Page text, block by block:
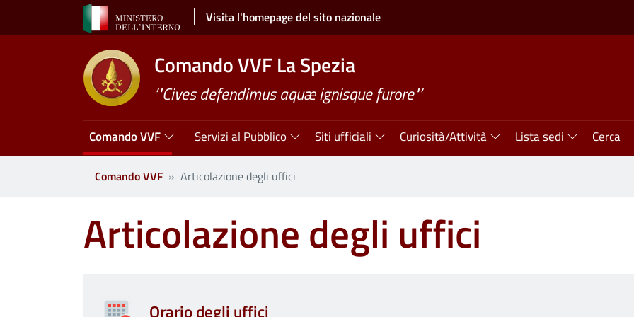
Salta al contenuto principale Visita l'homepage del sito nazionale
Comando VVF La Spezia
’"Cives defendimus aquæ ignisque furore"’
Navigazione principale
Comando VVF Servizi al Pubblico Siti ufficiali Curiosità/Attività Lista sedi Cerca
Comando VVF Articolazione degli uffici
Articolazione degli uffici
Orario degli uffici